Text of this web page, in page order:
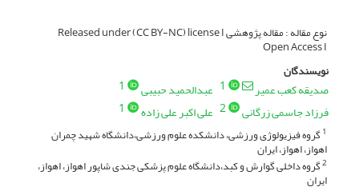
نوع مقاله : مقاله پژوهشی Released under (CC BY-NC) license I
Open Access I
نویسندگان
صدیقه کعب عمیر 1 عبدالحمید حبیبی
1
فرزاد جاسمی زرگانی
2 علی اکبر علی زاده 1
1گروه فیزیولوژی ورزشی، دانشکده علوم ورزشی،دانشگاه شهید چمران
اهواز، اهواز، ایران
2گروه داخلی گوارش و کبد،دانشگاه علوم پزشکی جندی شاپور اهواز، اهواز،
ایران